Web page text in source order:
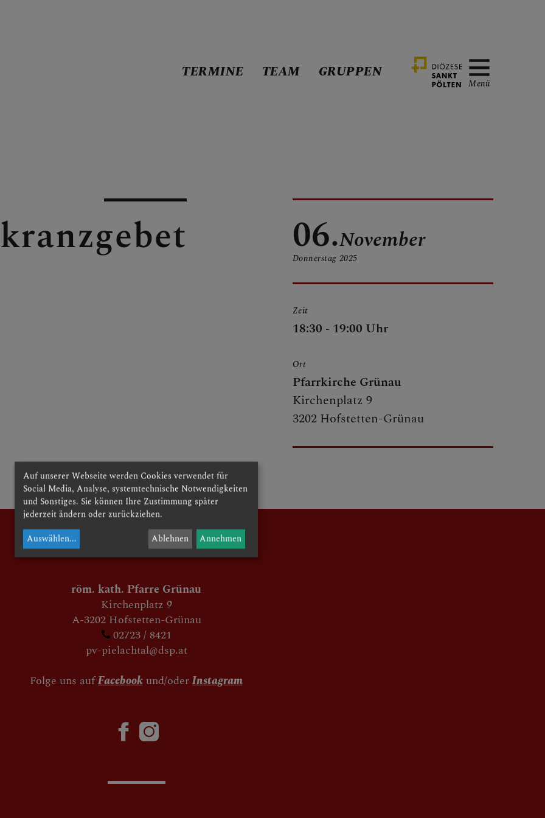
TERMINE TEAM GRUPPEN
Menü
06.
Donnerstag
November
2025
Zeit
18:30 - 19:00 Uhr
Ort
Pfarrkirche Grünau
Kirchenplatz 9
3202 Hofstetten-Grünau
röm. kath. Pfarre Grünau
Kirchenplatz 9
A-3202 Hofstetten-Grünau
02723 / 8421
pv-pielachtal@dsp.at
Folge uns aufFacebookund/oderInstagram
Auf unserer Webseite werden Cookies verwendet für
Social Media, Analyse, systemtechnische Notwendigkeiten
und Sonstiges. Sie können Ihre Zustimmung später
jederzeit ändern oder zurückziehen.
Auswählen... Ablehnen Annehmen